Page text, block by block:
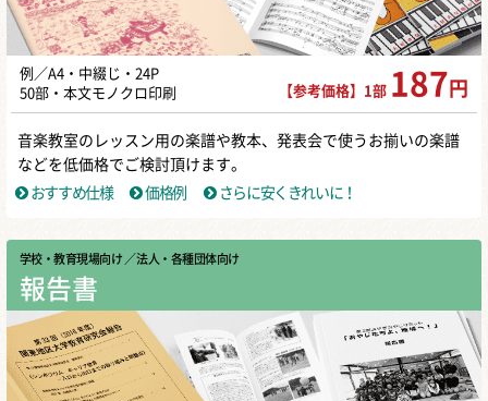
例／A4・中綴じ・24P
50部・本文モノクロ印刷
【参考価格】1部 187 円
音楽教室のレッスン用の楽譜や教本、発表会で使うお揃いの楽譜
などを低価格でご検討頂けます。
おすすめ仕様
価格例 さらに安くきれいに！
学校・教育現場向け ／ 法人・各種団体向け
報告書